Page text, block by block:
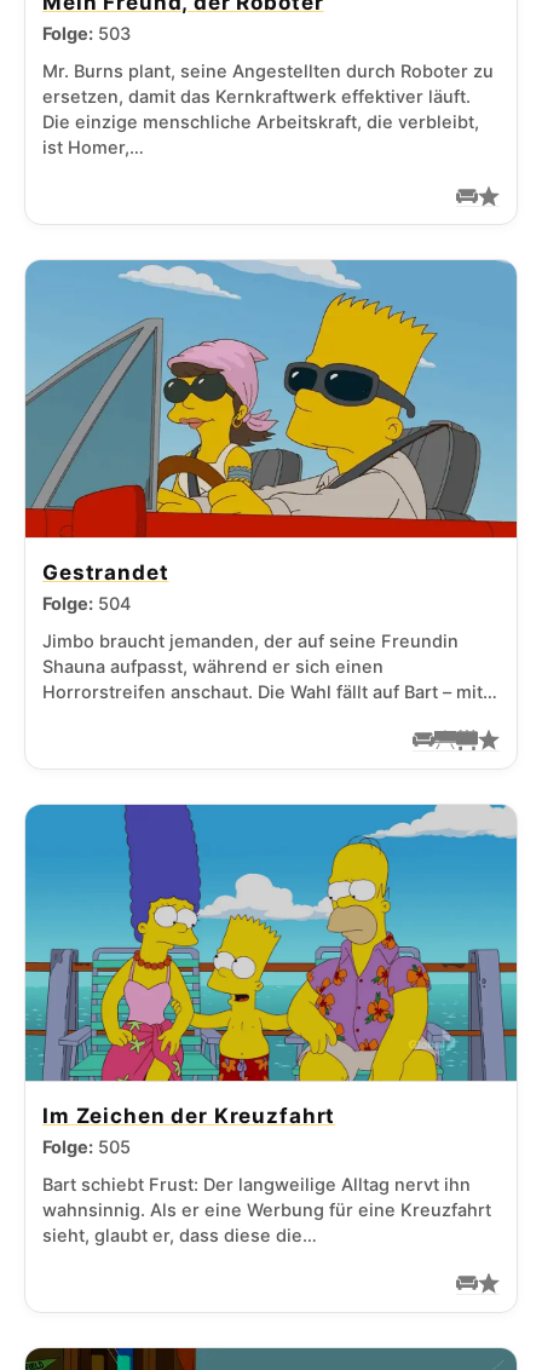
Folge: 503
Mr. Burns plant, seine Angestellten durch Roboter zu
ersetzen, damit das Kernkraftwerk effektiver läuft.
Die einzige menschliche Arbeitskraft, die verbleibt,
ist Homer,…
Gestrandet
Folge: 504
Jimbo braucht jemanden, der auf seine Freundin
Shauna aufpasst, während er sich einen
Horrorstreifen anschaut. Die Wahl fällt auf Bart – mit…
Im Zeichen der Kreuzfahrt
Folge: 505
Bart schiebt Frust: Der langweilige Alltag nervt ihn
wahnsinnig. Als er eine Werbung für eine Kreuzfahrt
sieht, glaubt er, dass diese die…